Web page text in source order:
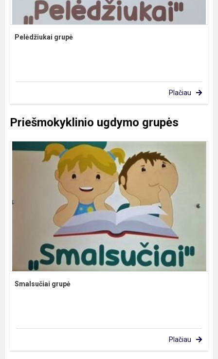
Pelėdžiukai grupė
Plačiau
Priešmokyklinio ugdymo grupės
Smalsučiai grupė
Plačiau